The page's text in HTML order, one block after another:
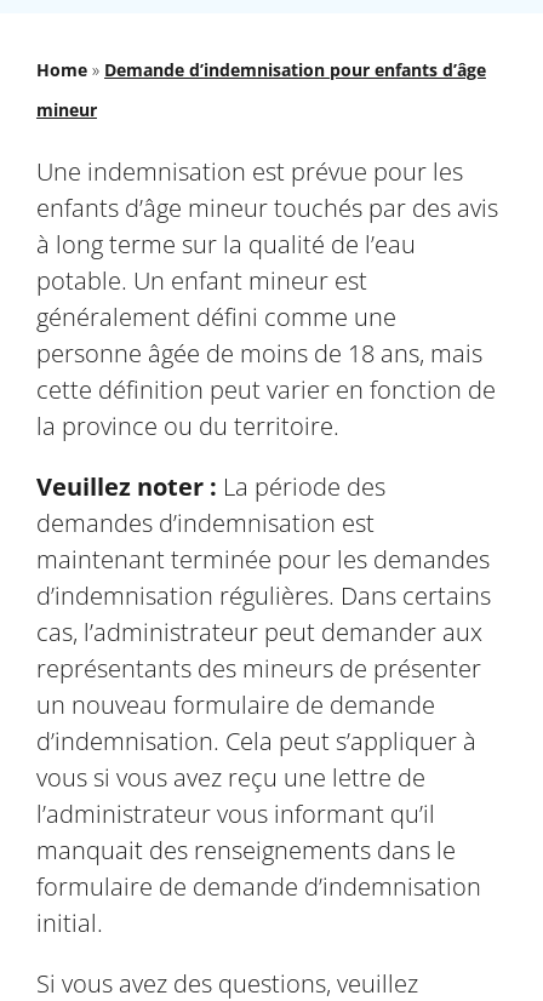
Home» Demande d’indemnisation pour enfants d’âge
mineur
Une indemnisation est prévue pour les
enfants d’âge mineur touchés par des avis
à long terme sur la qualité de l’eau
potable. Un enfant mineur est
généralement défini comme une
personne âgée de moins de 18 ans, mais
cette définition peut varier en fonction de
la province ou du territoire.
Veuillez noter : La période des
demandes d’indemnisation est
maintenant terminée pour les demandes
d’indemnisation régulières. Dans certains
cas, l’administrateur peut demander aux
représentants des mineurs de présenter
un nouveau formulaire de demande
d’indemnisation. Cela peut s’appliquer à
vous si vous avez reçu une lettre de
l’administrateur vous informant qu’il
manquait des renseignements dans le
formulaire de demande d’indemnisation
initial.
Si vous avez des questions, veuillez